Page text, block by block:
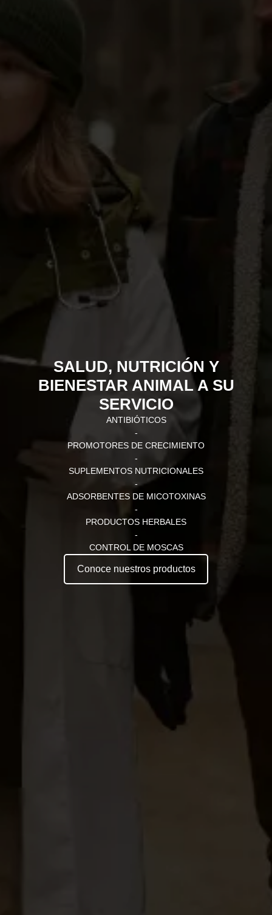
SALUD, NUTRICIÓN Y
BIENESTAR ANIMAL A SU
SERVICIO
ANTIBIÓTICOS
-
PROMOTORES DE CRECIMIENTO
-
SUPLEMENTOS NUTRICIONALES
-
ADSORBENTES DE MICOTOXINAS
-
PRODUCTOS HERBALES
-
CONTROL DE MOSCAS
Conoce nuestros productos